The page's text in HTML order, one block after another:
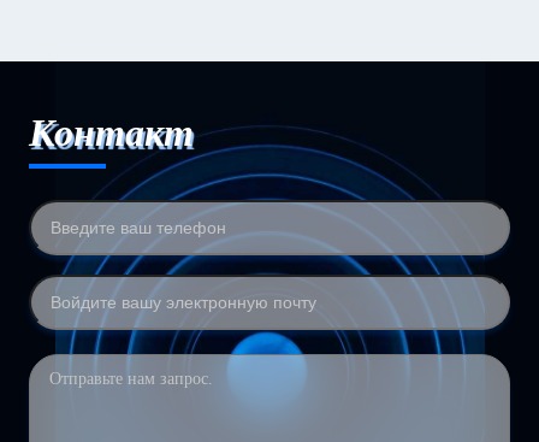
Контакт